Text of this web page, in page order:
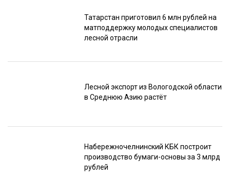
Татарстан приготовил 6 млн рублей на
матподдержку молодых специалистов
лесной отрасли
Лесной экспорт из Вологодской области
в Среднюю Азию растёт
Набережночелнинский КБК построит
производство бумаги-основы за 3 млрд
рублей